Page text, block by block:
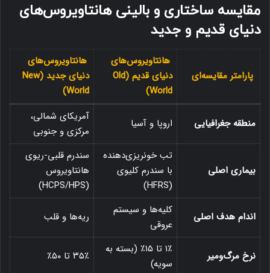
مقایسه ساختاری و بالینی هانتاویروس‌های
دنیای قدیم و جدید
پارامتر مقایسه‌ای
هانتاویروس‌های
دنیای قدیم (Old
World)
هانتاویروس‌های
دنیای جدید (New
World)
منطقه جغرافیایی اروپا و آسیا
آمریکای شمالی،
مرکزی و جنوبی
بیماری اصلی
تب خونریزی‌دهنده
با سندرم کلیوی
(HFRS)
سندرم قلبی-ریوی
هانتاویروس
(HCPS/HPS)
اندام هدف اصلی
کلیه‌ها و سیستم
عروقی
ریه‌ها و قلب
نرخ مرگ‌ومیر
۱٪ تا ۱۵٪ (بسته به
سویه)
۳۵٪ تا ۵۰٪